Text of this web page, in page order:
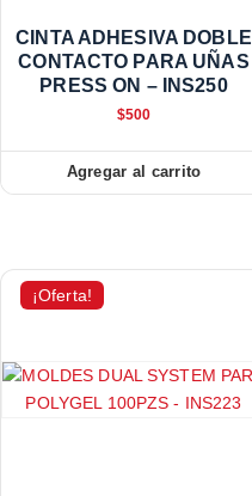
CINTA ADHESIVA DOBLE
CONTACTO PARA UÑAS
PRESS ON – INS250
$500
Agregar al carrito
¡Oferta!